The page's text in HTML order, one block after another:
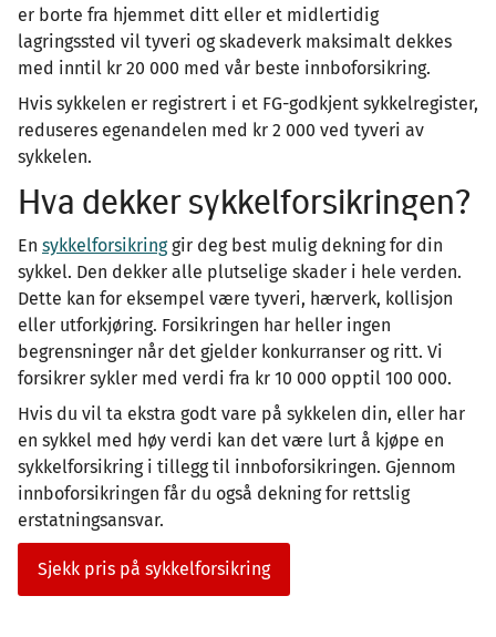
er borte fra hjemmet ditt eller et midlertidig
lagringssted vil tyveri og skadeverk maksimalt dekkes
med inntil kr 20 000 med vår beste innboforsikring.
Hvis sykkelen er registrert i et FG-godkjent sykkelregister,
reduseres egenandelen med kr 2 000 ved tyveri av
sykkelen.
Hva dekker sykkelforsikringen?
En sykkelforsikringgir deg best mulig dekning for din
sykkel. Den dekker alle plutselige skader i hele verden.
Dette kan for eksempel være tyveri, hærverk, kollisjon
eller utforkjøring. Forsikringen har heller ingen
begrensninger når det gjelder konkurranser og ritt. Vi
forsikrer sykler med verdi fra kr 10 000 opptil 100 000.
Hvis du vil ta ekstra godt vare på sykkelen din, eller har
en sykkel med høy verdi kan det være lurt å kjøpe en
sykkelforsikring i tillegg til innboforsikringen. Gjennom
innboforsikringen får du også dekning for rettslig
erstatningsansvar.
Sjekk pris på sykkelforsikring